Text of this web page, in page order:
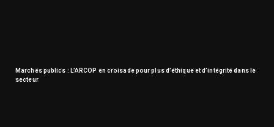
Marchés publics : L’ARCOP en croisade pour plus d’éthique et d’intégrité dans le
secteur